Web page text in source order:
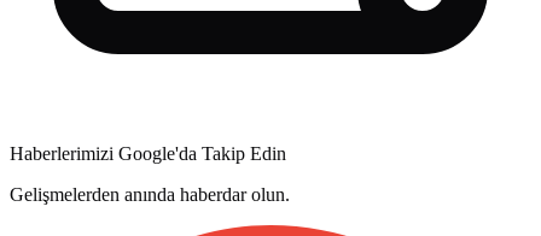
Haberlerimizi Google'da Takip Edin
Gelişmelerden anında haberdar olun.